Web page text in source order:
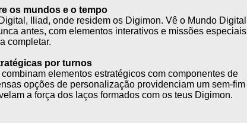
os mundos e o tempo
Iliad, onde residem os Digimon. Vê o Mundo Digital
antes, com elementos interativos e missões especiais
completar.
por turnos
elementos estratégicos com componentes de
opções de personalização providenciam um sem-fim
a força dos laços formados com os teus Digimon.